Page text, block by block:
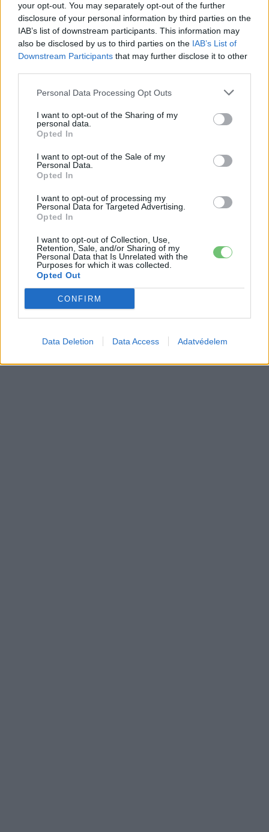
your opt-out. You may separately opt-out of the further
disclosure of your personal information by third parties on the
IAB’s list of downstream participants. This information may
also be disclosed by us to third parties on the IAB’s List of
Downstream Participants that may further disclose it to other
Personal Data Processing Opt Outs
I want to opt-out of the Sharing of my
personal data.
Opted In
I want to opt-out of the Sale of my
Personal Data.
Opted In
I want to opt-out of processing my
Personal Data for Targeted Advertising.
Opted In
I want to opt-out of Collection, Use,
Retention, Sale, and/or Sharing of my
Personal Data that Is Unrelated with the
Purposes for which it was collected.
Opted Out
CONFIRM
Data Deletion Data Access Adatvédelem
Kovács Kata
http://e-cars.hu
Szeretem az elektromos autókat és a modern technológiát!
Elektromos
Elektromos
30 000 dollár alá szorult a Ford
elektromos pickupjának ára, és nevet is
kapott a modell
autó
9000 elektromos furgonnál tart a Royal
Mail — és brutális tempóban bővül a
flotta